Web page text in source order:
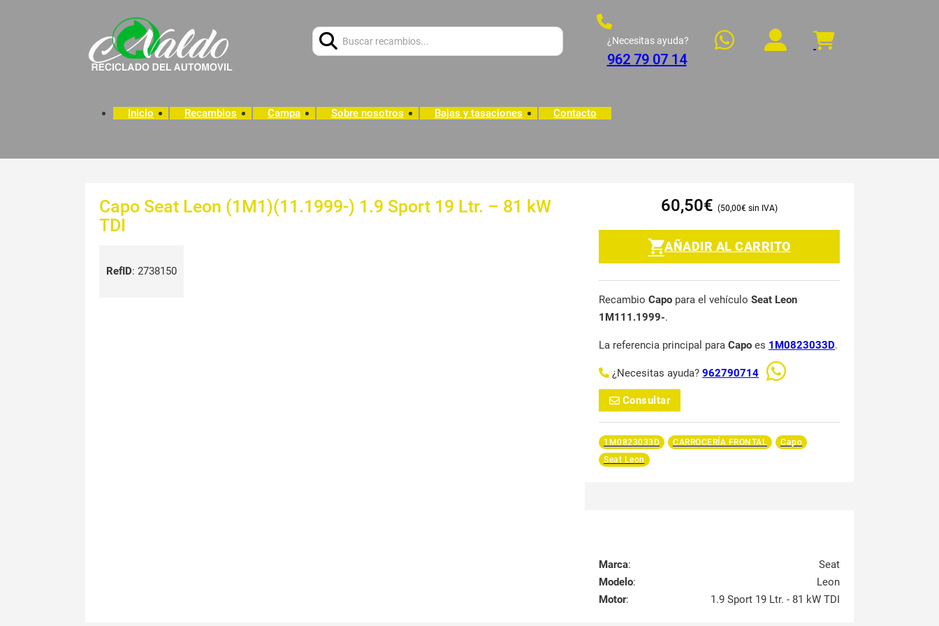
¿Necesitas ayuda?
962 79 07 14
Inicio Recambios Campa Sobre nosotros Bajas y tasaciones Contacto
Capo Seat Leon (1M1)(11.1999-) 1.9 Sport 19 Ltr. – 81 kW
TDI
RefID: 2738150
60,50€ 50,00€
AÑADIR AL CARRITO
Recambio Capo para el vehículo Seat Leon
1M111.1999-.
La referencia principal para Capo es 1M0823033D.
¿Necesitas ayuda? 962790714
Consultar
1M0823033D CARROCERÍA FRONTAL
Capo
Seat Leon
Marca:
Seat
Modelo:
Leon
Motor: 1.9 Sport 19 Ltr. - 81 kW TDI